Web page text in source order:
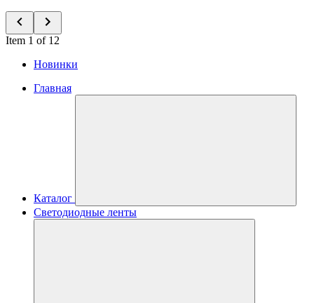
Item 1 of 12
Новинки
Главная
Каталог
Светодиодные ленты